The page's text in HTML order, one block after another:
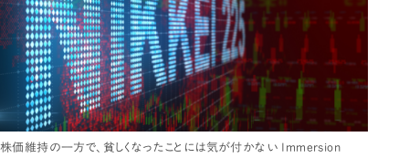
株価維持の一方で、貧しくなったことには気が付かない Immersion